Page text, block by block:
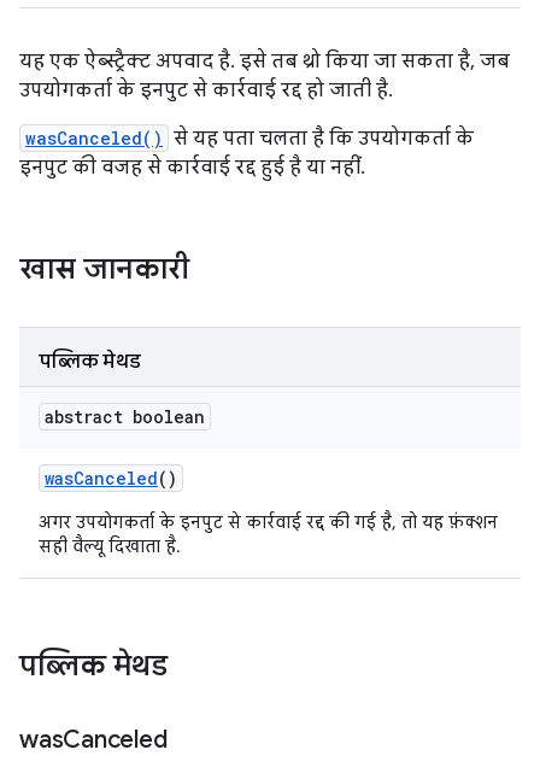
यह एक ऐब्स्ट्रैक्ट अपवाद है. इसे तब थ्रो किया जा सकता है, जब
उपयोगकर्ता के इनपुट से कार्रवाई रद्द हो जाती है.
wasCanceled() से यह पता चलता है कि उपयोगकर्ता के
इनपुट की वजह से कार्रवाई रद्द हुई है या नहीं.
खास जानकारी
पब्लिक मेथड
abstract boolean
wasCanceled()
अगर उपयोगकर्ता के इनपुट से कार्रवाई रद्द की गई है, तो यह फ़ंक्शन
सही वैल्यू दिखाता है.
पब्लिक मेथड
wasCanceled